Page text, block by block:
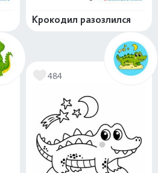
Крокодил разозлился
484